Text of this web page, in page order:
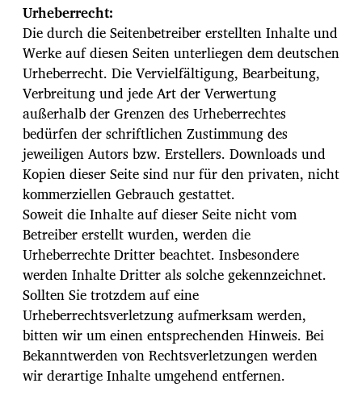
Urheberrecht:
Die durch die Seitenbetreiber erstellten Inhalte und
Werke auf diesen Seiten unterliegen dem deutschen
Urheberrecht. Die Vervielfältigung, Bearbeitung,
Verbreitung und jede Art der Verwertung
außerhalb der Grenzen des Urheberrechtes
bedürfen der schriftlichen Zustimmung des
jeweiligen Autors bzw. Erstellers. Downloads und
Kopien dieser Seite sind nur für den privaten, nicht
kommerziellen Gebrauch gestattet.
Soweit die Inhalte auf dieser Seite nicht vom
Betreiber erstellt wurden, werden die
Urheberrechte Dritter beachtet. Insbesondere
werden Inhalte Dritter als solche gekennzeichnet.
Sollten Sie trotzdem auf eine
Urheberrechtsverletzung aufmerksam werden,
bitten wir um einen entsprechenden Hinweis. Bei
Bekanntwerden von Rechtsverletzungen werden
wir derartige Inhalte umgehend entfernen.